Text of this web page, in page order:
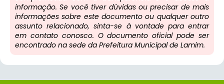
informação. Se você tiver dúvidas ou precisar de mais
informações sobre este documento ou qualquer outro
assunto relacionado, sinta-se à vontade para entrar
em contato conosco. O documento oficial pode ser
encontrado na sede da Prefeitura Municipal de Lamim.